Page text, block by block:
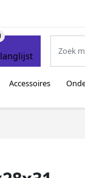
Accessoires